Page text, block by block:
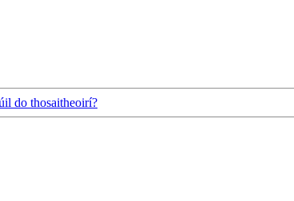
do thosaitheoirí?